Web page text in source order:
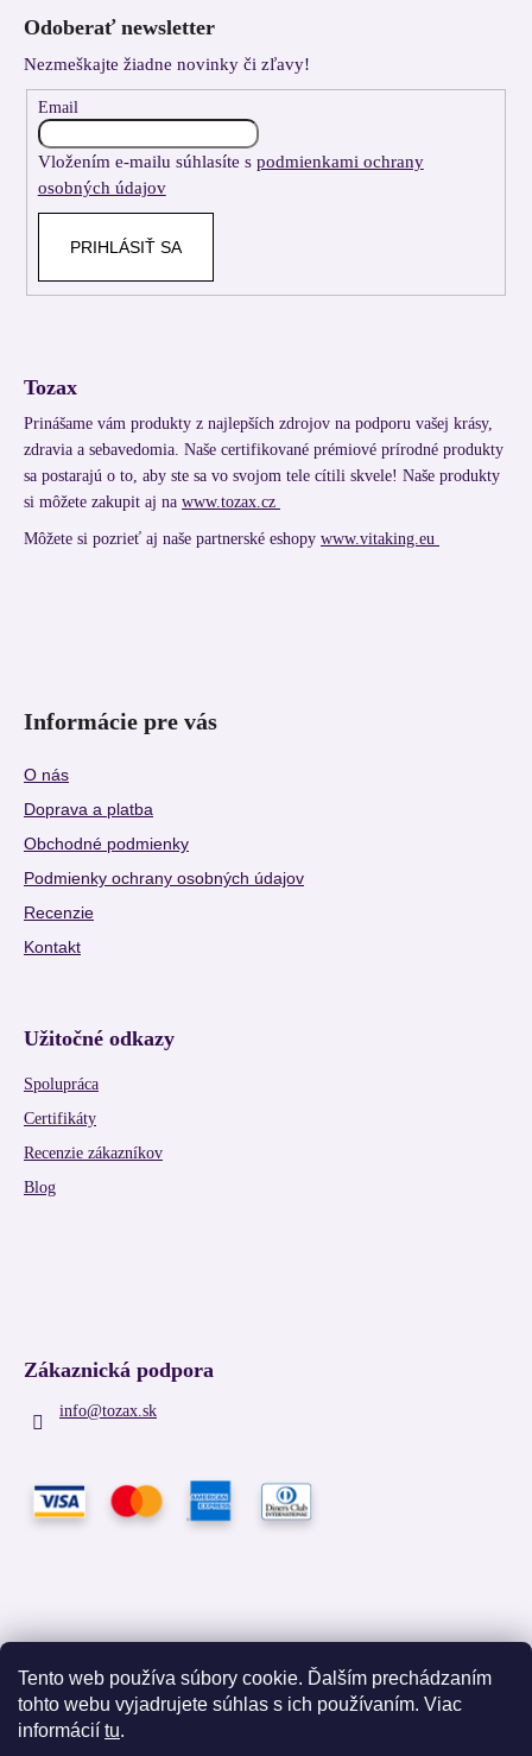
Tento web používa súbory cookie. Ďalším prechádzaním
tohto webu vyjadrujete súhlas s ich používaním. Viac
informácií tu.
Odoberať newsletter
Nezmeškajte žiadne novinky či zľavy!
Email
Vložením e-mailu súhlasíte s podmienkami ochrany
osobných údajov
PRIHLÁSIŤ SA
Tozax
Prinášame vám produkty z najlepších zdrojov na podporu vašej krásy,
zdravia a sebavedomia. Naše certifikované prémiové prírodné produkty
sa postarajú o to, aby ste sa vo svojom tele cítili skvele! Naše produkty
si môžete zakupit aj na www.tozax.cz
Môžete si pozrieť aj naše partnerské eshopy www.vitaking.eu
Informácie pre vás
O nás
Doprava a platba
Obchodné podmienky
Podmienky ochrany osobných údajov
Recenzie
Kontakt
Užitočné odkazy
Spolupráca
Certifikáty
Recenzie zákazníkov
Blog
Zákaznická podpora
info@tozax.sk
Facebook